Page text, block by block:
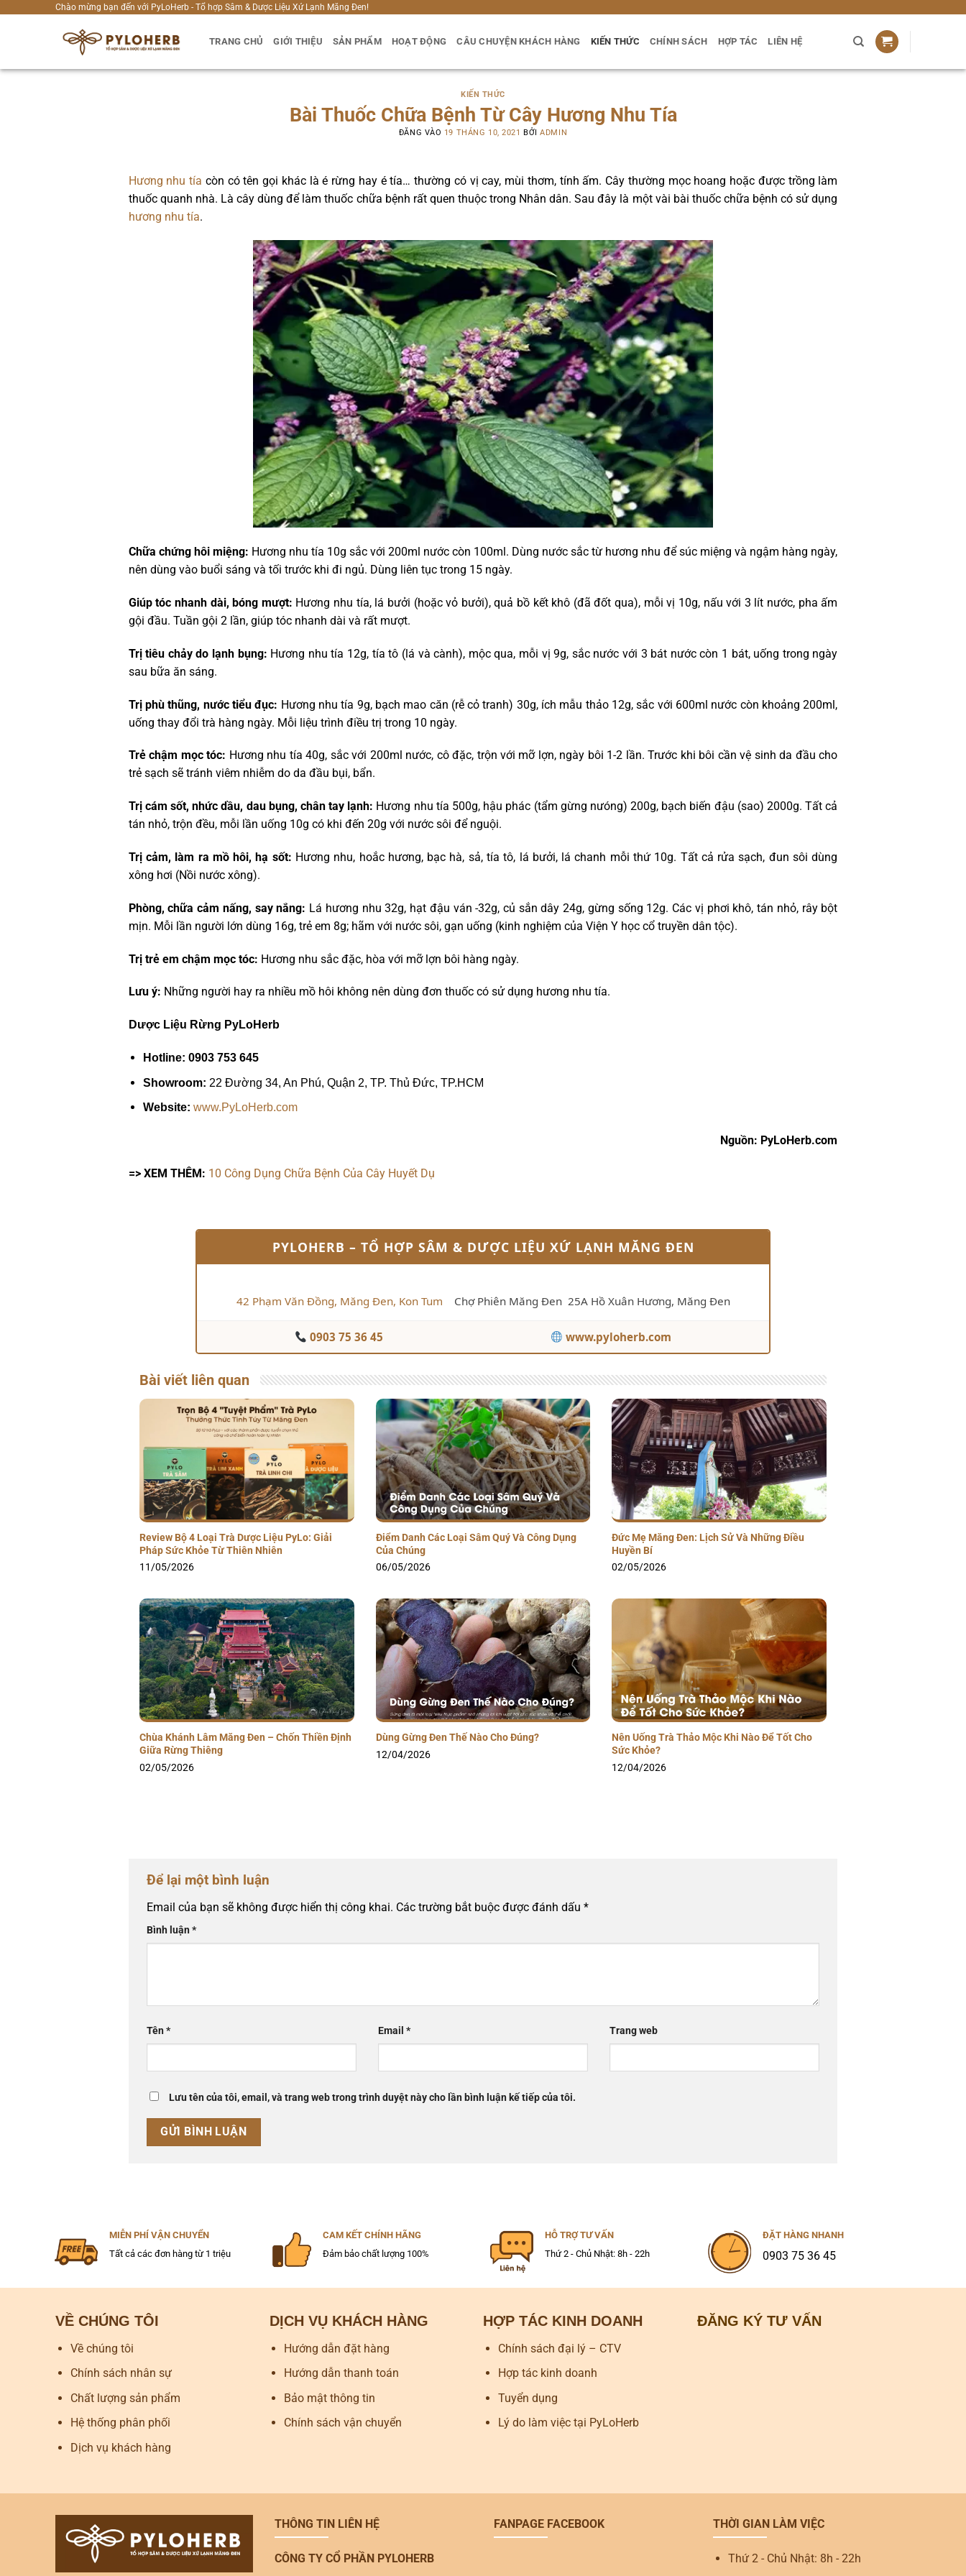
Chào mừng bạn đến với PyLoHerb - Tổ hợp Sâm & Dược Liệu Xứ Lạnh Măng Đen!
TRANG CHỦ GIỚI THIỆU SẢN PHẨM HOẠT ĐỘNG CÂU CHUYỆN KHÁCH HÀNG KIẾN THỨC CHÍNH SÁCH HỢP TÁC LIÊN HỆ
KIẾN THỨC
Bài Thuốc Chữa Bệnh Từ Cây Hương Nhu Tía
ĐĂNG VÀO 19 THÁNG 10, 2021 BỞIADMIN
Hương nhu tía còn có tên gọi khác là é rừng hay é tía… thường có vị cay, mùi thơm, tính ấm. Cây thường mọc hoang hoặc được trồng làm
thuốc quanh nhà. Là cây dùng để làm thuốc chữa bệnh rất quen thuộc trong Nhân dân. Sau đây là một vài bài thuốc chữa bệnh có sử dụng
hương nhu tía.
Chữa chứng hôi miệng: Hương nhu tía 10g sắc với 200ml nước còn 100ml. Dùng nước sắc từ hương nhu để súc miệng và ngậm hàng ngày,
nên dùng vào buổi sáng và tối trước khi đi ngủ. Dùng liên tục trong 15 ngày.
Giúp tóc nhanh dài, bóng mượt: Hương nhu tía, lá bưởi (hoặc vỏ bưởi), quả bồ kết khô (đã đốt qua), mỗi vị 10g, nấu với 3 lít nước, pha ấm
gội đầu. Tuần gội 2 lần, giúp tóc nhanh dài và rất mượt.
Trị tiêu chảy do lạnh bụng: Hương nhu tía 12g, tía tô (lá và cành), mộc qua, mỗi vị 9g, sắc nước với 3 bát nước còn 1 bát, uống trong ngày
sau bữa ăn sáng.
Trị phù thũng, nước tiểu đục: Hương nhu tía 9g, bạch mao căn (rễ cỏ tranh) 30g, ích mẫu thảo 12g, sắc với 600ml nước còn khoảng 200ml,
uống thay đổi trà hàng ngày. Mỗi liệu trình điều trị trong 10 ngày.
Trẻ chậm mọc tóc: Hương nhu tía 40g, sắc với 200ml nước, cô đặc, trộn với mỡ lợn, ngày bôi 1-2 lần. Trước khi bôi cần vệ sinh da đầu cho
trẻ sạch sẽ tránh viêm nhiễm do da đầu bụi, bẩn.
Trị cám sốt, nhức dầu, dau bụng, chân tay lạnh: Hương nhu tía 500g, hậu phác (tẩm gừng nưóng) 200g, bạch biến đậu (sao) 2000g. Tất cả
tán nhỏ, trộn đều, mỗi lần uống 10g có khi đến 20g với nước sôi để nguội.
Trị cảm, làm ra mồ hôi, hạ sốt: Hương nhu, hoắc hương, bạc hà, sả, tía tô, lá bưởi, lá chanh mỗi thứ 10g. Tất cả rửa sạch, đun sôi dùng
xông hơi (Nồi nước xông).
Phòng, chữa cảm nấng, say nắng: Lá hương nhu 32g, hạt đậu ván -32g, củ sắn dây 24g, gừng sống 12g. Các vị phơi khô, tán nhỏ, rây bột
mịn. Mỗi lần người lớn dùng 16g, trẻ em 8g; hãm với nước sôi, gạn uống (kinh nghiệm của Viện Y học cổ truyền dân tộc).
Trị trẻ em chậm mọc tóc: Hương nhu sắc đặc, hòa với mỡ lợn bôi hàng ngày.
Lưu ý: Những người hay ra nhiều mồ hôi không nên dùng đơn thuốc có sử dụng hương nhu tía.
Dược Liệu Rừng PyLoHerb
Hotline: 0903 753 645
Showroom: 22 Đường 34, An Phú, Quận 2, TP. Thủ Đức, TP.HCM
Website: www.PyLoHerb.com
Nguồn: PyLoHerb.com
=> XEM THÊM: 10 Công Dụng Chữa Bệnh Của Cây Huyết Dụ
PYLOHERB – TỔ HỢP SÂM & DƯỢC LIỆU XỨ LẠNH MĂNG ĐEN
42 Phạm Văn Đồng, Măng Đen, Kon Tum Chợ Phiên Măng Đen 25A Hồ Xuân Hương, Măng Đen
0903 75 36 45 www.pyloherb.com
Bài viết liên quan
Review Bộ 4 Loại Trà Dược Liệu PyLo: Giải
Pháp Sức Khỏe Từ Thiên Nhiên
11/05/2026
Điểm Danh Các Loại Sâm Quý Và Công Dụng
Của Chúng
06/05/2026
Đức Mẹ Măng Đen: Lịch Sử Và Những Điều
Huyền Bí
02/05/2026
Chùa Khánh Lâm Măng Đen – Chốn Thiền Định
Giữa Rừng Thiêng
02/05/2026
Dùng Gừng Đen Thế Nào Cho Đúng?
12/04/2026
Nên Uống Trà Thảo Mộc Khi Nào Để Tốt Cho
Sức Khỏe?
12/04/2026
Để lại một bình luận
Email của bạn sẽ không được hiển thị công khai. Các trường bắt buộc được đánh dấu *
Bình luận*
Tên* Email * Trang web
Lưu tên của tôi, email, và trang web trong trình duyệt này cho lần bình luận kế tiếp của tôi.
MIỄN PHÍ VẬN CHUYỂN
Tất cả các đơn hàng từ 1 triệu
CAM KẾT CHÍNH HÃNG
Đảm bảo chất lượng 100%
HỖ TRỢ TƯ VẤN
Thứ 2 - Chủ Nhật: 8h - 22h
ĐẶT HÀNG NHANH
0903 75 36 45
VỀ CHÚNG TÔI
Về chúng tôi
Chính sách nhân sự
Chất lượng sản phẩm
Hệ thống phân phối
Dịch vụ khách hàng
DỊCH VỤ KHÁCH HÀNG
Hướng dẫn đặt hàng
Hướng dẫn thanh toán
Bảo mật thông tin
Chính sách vận chuyển
HỢP TÁC KINH DOANH
Chính sách đại lý – CTV
Hợp tác kinh doanh
Tuyển dụng
Lý do làm việc tại PyLoHerb
ĐĂNG KÝ TƯ VẤN
THÔNG TIN LIÊN HỆ
CÔNG TY CỔ PHẦN PYLOHERB
FANPAGE FACEBOOK THỜI GIAN LÀM VIỆC
Thứ 2 - Chủ Nhật: 8h - 22h